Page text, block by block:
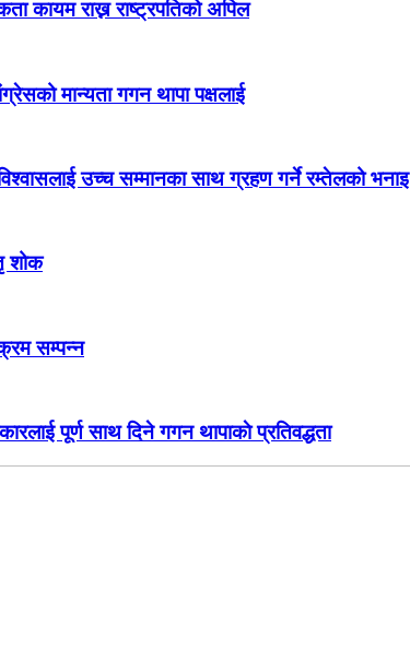
कायम राख्न राष्ट्रपतिको अपिल
मान्यता गगन थापा पक्षलाई
उच्च सम्मानका साथ ग्रहण गर्ने रम्तेलको भनाइ
शोक
सम्पन्न
पूर्ण साथ दिने गगन थापाकाे प्रतिवद्धता